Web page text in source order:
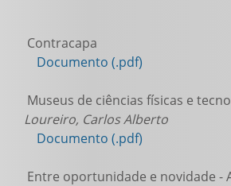
Contracapa
Documento (.pdf)
Museus de ciências físicas e
Loureiro, Carlos Alberto
Documento (.pdf)
Entre oportunidade e novidade -